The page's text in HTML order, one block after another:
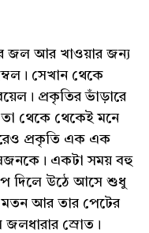
জল আর খাওয়ার জন্য
সেখান থেকে
প্রকৃতির ভাঁড়ারে
থেকে থেকেই মনে
প্রকৃতি এক এক
একটা সময় বহু
দিলে উঠে আসে শুধু
মতন আর তার পেটের
স্রোত।